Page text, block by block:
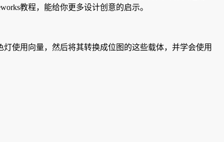
教程，能给你更多设计创意的启示。
灯使用向量，然后将其转换成位图的这些载体，并学会使用